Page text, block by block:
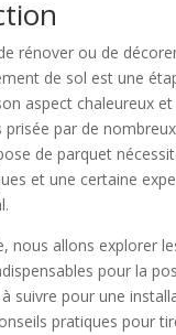
de rénover ou de
de sol est une
aspect chaleureux
par de
de parquet
et une certaine
nous allons explorer
pour la
suivre pour une
pratiques pour